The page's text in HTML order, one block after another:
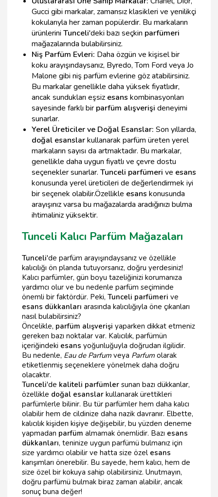
Gucci gibi markalar, zamansız klasikleri ve yenilikçi
kokularıyla her zaman popülerdir. Bu markaların
ürünlerini Tunceli'deki bazı seçkin parfümeri
mağazalarında bulabilirsiniz.
Niş Parfüm Evleri: Daha özgün ve kişisel bir
koku arayışındaysanız, Byredo, Tom Ford veya Jo
Malone gibi niş parfüm evlerine göz atabilirsiniz.
Bu markalar genellikle daha yüksek fiyatlıdır,
ancak sundukları eşsiz esans kombinasyonları
sayesinde farklı bir parfüm alışverişi deneyimi
sunarlar.
Yerel Üreticiler ve Doğal Esanslar: Son yıllarda,
doğal esanslarkullanarak parfüm üreten yerel
markaların sayısı da artmaktadır. Bu markalar,
genellikle daha uygun fiyatlı ve çevre dostu
seçenekler sunarlar. Tunceli parfümeri ve esans
konusunda yerel üreticileri de değerlendirmek iyi
bir seçenek olabilir.Özellikle esans konusunda
arayışınız varsa bu mağazalarda aradığınızı bulma
ihtimaliniz yüksektir.
Tunceli Kalıcı Parfüm Mağazaları
Tunceli'de parfüm arayışındaysanız ve özellikle
kalıcılığı ön planda tutuyorsanız, doğru yerdesiniz!
Kalıcı parfümler, gün boyu tazeliğinizi korumanıza
yardımcı olur ve bu nedenle parfüm seçiminde
önemli bir faktördür. Peki, Tunceli parfümeri ve
esans dükkanları arasında kalıcılığıyla öne çıkanları
nasıl bulabilirsiniz?
Öncelikle, parfüm alışverişi yaparken dikkat etmeniz
gereken bazı noktalar var. Kalıcılık, parfümün
içeriğindeki esans yoğunluğuyla doğrudan ilgilidir.
Bu nedenle, Eau de Parfum veya Parfum olarak
etiketlenmiş seçeneklere yönelmek daha doğru
olacaktır.
Tunceli'de kaliteli parfümler sunan bazı dükkanlar,
özellikle doğal esanslar kullanarak ürettikleri
parfümlerle bilinir. Bu tür parfümler hem daha kalıcı
olabilir hem de cildinize daha nazik davranır. Elbette,
kalıcılık kişiden kişiye değişebilir, bu yüzden deneme
yapmadan parfüm almamak önemlidir. Bazı esans
dükkanları, teninize uygun parfümü bulmanız için
size yardımcı olabilir ve hatta size özel esans
karışımları önerebilir. Bu sayede, hem kalıcı, hem de
size özel bir kokuya sahip olabilirsiniz. Unutmayın,
doğru parfümü bulmak biraz zaman alabilir, ancak
sonuç buna değer!